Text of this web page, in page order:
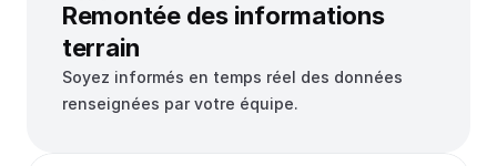
Remontée des informations
terrain
Soyez informés en temps réel des données
renseignées par votre équipe.